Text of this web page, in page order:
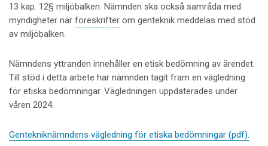
13 kap. 12§ miljöbalken. Nämnden ska också samråda med
myndigheter när föreskrifterom genteknik meddelas med stöd
av miljöbalken.
Nämndens yttranden innehåller en etisk bedömning av ärendet.
Till stöd i detta arbete har nämnden tagit fram en vägledning
för etiska bedömningar. Vägledningen uppdaterades under
våren 2024.
Gentekniknämndens vägledning för etiska bedömningar (pdf).